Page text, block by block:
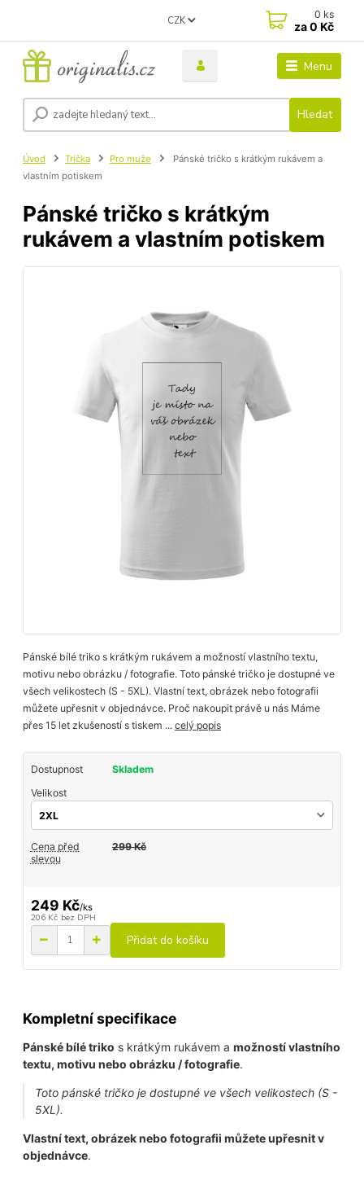
Menu
CZK
Hledat
0 ks
za0 Kč
Úvod Trička Pro muže
Pánské tričko s krátkým rukávem a
vlastním potiskem
Pánské tričko s krátkým
rukávem a vlastním potiskem
Pánské bílé triko s krátkým rukávem a možností vlastního textu,
motivu nebo obrázku / fotografie. Toto pánské tričko je dostupné ve
všech velikostech (S - 5XL). Vlastní text, obrázek nebo fotografii
můžete upřesnit v objednávce. Proč nakoupit právě u nás Máme
přes 15 let zkušeností s tiskem ...celý popis
Dostupnost
Skladem
Velikost
Cena před
slevou
299 Kč
249 Kč/ks
206 Kč bez DPH
Přidat do košíku
Kompletní specifikace
Pánské bílé triko s krátkým rukávem amožností vlastního
textu, motivu nebo obrázku / fotografie.
Toto pánské tričko je dostupné ve všech velikostech (S -
5XL).
Vlastní text, obrázek nebo fotografii můžete upřesnit v
objednávce.